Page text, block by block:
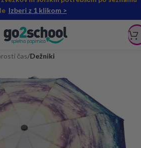
Izberi z 1 klikom >
čas Dežniki